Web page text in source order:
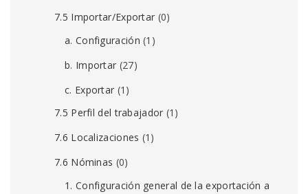
7.5 Importar/Exportar (0)
a. Configuración (1)
b. Importar (27)
c. Exportar (1)
7.5 Perfil del trabajador (1)
7.6 Localizaciones (1)
7.6 Nóminas (0)
1. Configuración general de la exportación a